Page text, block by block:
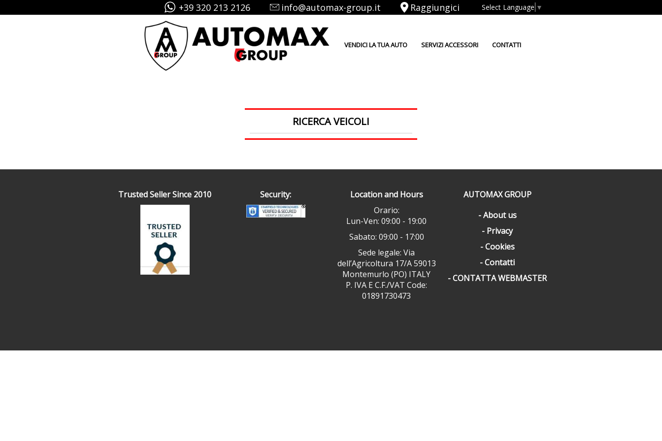
+39 320 213 2126 info@automax-group.it Raggiungici Select Language ▼
VENDICI LA TUA AUTO SERVIZI ACCESSORI CONTATTI
RICERCA VEICOLI
Trusted Seller Since 2010 Security:
Location and Hours
Orario:
Lun-Ven: 09:00 - 19:00
Sabato: 09:00 - 17:00
Sede legale: Via
dell’Agricoltura 17/A 59013
Montemurlo (PO) ITALY
P. IVA E C.F./VAT Code:
01891730473
AUTOMAX GROUP
About us
Privacy
Cookies
Contatti
CONTATTA WEBMASTER